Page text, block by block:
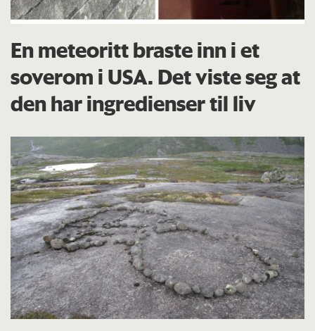
En meteoritt braste inn i et
soverom i USA. Det viste seg at
den har ingredienser til liv